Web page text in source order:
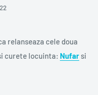
relanseaza cele doua
curete locuinta: Nufar si